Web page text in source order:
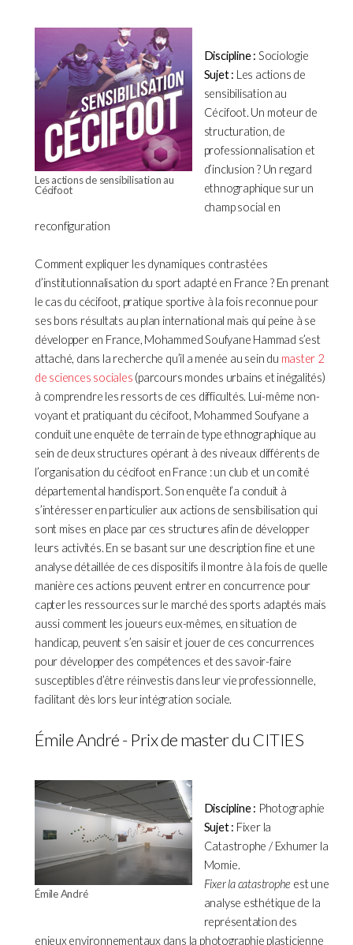
Les actions de sensibilisation au
Cécifoot
Discipline : Sociologie
Sujet : Les actions de
sensibilisation au
Cécifoot. Un moteur de
structuration, de
professionnalisation et
d’inclusion ? Un regard
ethnographique sur un
champ social en
reconfiguration
Comment expliquer les dynamiques contrastées
d’institutionnalisation du sport adapté en France ? En prenant
le cas du cécifoot, pratique sportive à la fois reconnue pour
ses bons résultats au plan international mais qui peine à se
développer en France, Mohammed Soufyane Hammad s’est
attaché, dans la recherche qu’il a menée au sein du master 2
de sciences sociales (parcours mondes urbains et inégalités)
à comprendre les ressorts de ces difficultés. Lui-même non-
voyant et pratiquant du cécifoot, Mohammed Soufyane a
conduit une enquête de terrain de type ethnographique au
sein de deux structures opérant à des niveaux différents de
l’organisation du cécifoot en France : un club et un comité
départemental handisport. Son enquête l’a conduit à
s’intéresser en particulier aux actions de sensibilisation qui
sont mises en place par ces structures afin de développer
leurs activités. En se basant sur une description fine et une
analyse détaillée de ces dispositifs il montre à la fois de quelle
manière ces actions peuvent entrer en concurrence pour
capter les ressources sur le marché des sports adaptés mais
aussi comment les joueurs eux-mêmes, en situation de
handicap, peuvent s’en saisir et jouer de ces concurrences
pour développer des compétences et des savoir-faire
susceptibles d’être réinvestis dans leur vie professionnelle,
facilitant dès lors leur intégration sociale.
Émile André - Prix de master du CITIES
Émile André
Discipline : Photographie
Sujet : Fixer la
Catastrophe / Exhumer la
Momie.
Fixer la catastrophe est une
analyse esthétique de la
représentation des
enjeux environnementaux dans la photographie plasticienne